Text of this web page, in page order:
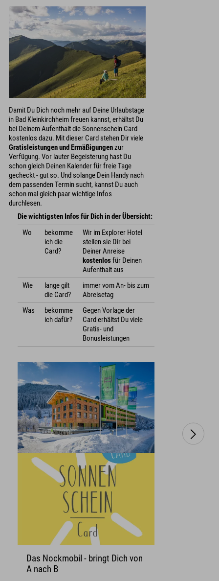
Damit Du Dich noch mehr auf Deine Urlaubstage
in Bad Kleinkirchheim freuen kannst, erhältst Du
bei Deinem Aufenthalt die Sonnenschein Card
kostenlos dazu. Mit dieser Card stehen Dir viele
Gratisleistungen und Ermäßigungenzur
Verfügung. Vor lauter Begeisterung hast Du
schon gleich Deinen Kalender für freie Tage
gecheckt - gut so. Und solange Dein Handy nach
dem passenden Termin sucht, kannst Du auch
schon mal gleich paar wichtige Infos
durchlesen.
Die wichtigsten Infos für Dich in der Übersicht:
Wo
bekomme
ich die
Card?
Wir im Explorer Hotel
stellen sie Dir bei
Deiner Anreise
kostenlosfür Deinen
Aufenthalt aus
Wie
lange gilt
die Card?
immer vom An- bis zum
Abreisetag
Was
bekomme
ich dafür?
Gegen Vorlage der
Card erhältst Du viele
Gratis- und
Bonusleistungen
Das Nockmobil - bringt Dich von
A nach B